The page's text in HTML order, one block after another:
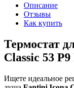
Описание
Отзывы
Как купить
Термостат
Classic 53
Ищете идеальное